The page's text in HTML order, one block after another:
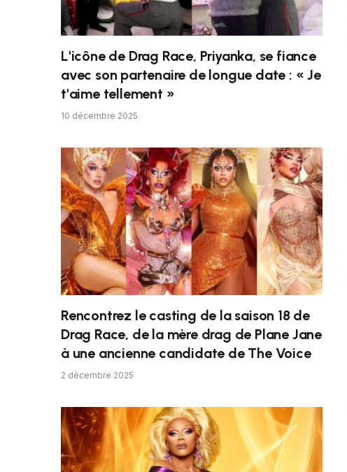
L'icône de Drag Race, Priyanka, se fiance
avec son partenaire de longue date : « Je
t'aime tellement »
10 décembre 2025
Rencontrez le casting de la saison 18 de
Drag Race, de la mère drag de Plane Jane
à une ancienne candidate de The Voice
2 décembre 2025